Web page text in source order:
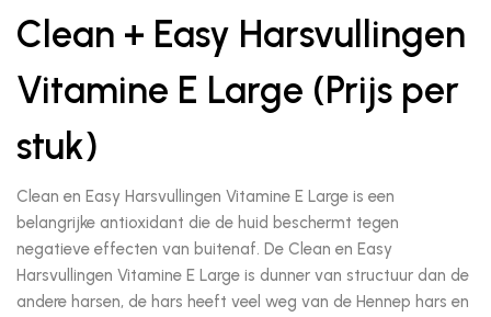
Clean + Easy Harsvullingen
Vitamine E Large (Prijs per
stuk)
Clean en Easy Harsvullingen Vitamine E Large is een
belangrijke antioxidant die de huid beschermt tegen
negatieve effecten van buitenaf. De Clean en Easy
Harsvullingen Vitamine E Large is dunner van structuur dan de
andere harsen, de hars heeft veel weg van de Hennep hars en